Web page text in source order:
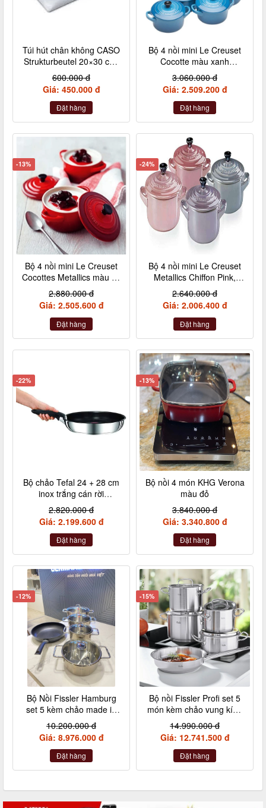
Túi hút chân không CASO
Strukturbeutel 20×30 cm,
50 Stück – Made in
Germany (không hộp)
600.000 đ
Giá: 450.000 đ
Đặt hàng
Bộ 4 nồi mini Le Creuset
Cocotte màu xanh
Marseile
3.060.000 đ
Giá: 2.509.200 đ
Đặt hàng
-13%
Bộ 4 nồi mini Le Creuset
Cocottes Metallics màu đỏ
cherry 10cm
2.880.000 đ
Giá: 2.505.600 đ
Đặt hàng
-24%
Bộ 4 nồi mini Le Creuset
Metallics Chiffon Pink,
Rosenquarz, Violett,
Nebelgrau (hồng đậm,
hồng nhạt, hồng tía, xám)
2.640.000 đ
Giá: 2.006.400 đ
Đặt hàng
-22%
Bộ chảo Tefal 24 + 28 cm
inox trắng cán rời
L9409202
2.820.000 đ
Giá: 2.199.600 đ
Đặt hàng
-13%
Bộ nồi 4 món KHG Verona
màu đỏ
3.840.000 đ
Giá: 3.340.800 đ
Đặt hàng
-12%
Bộ Nồi Fissler Hamburg
set 5 kèm chảo made in
Germany nội địa Đức
10.200.000 đ
Giá: 8.976.000 đ
Đặt hàng
-15%
Bộ nồi Fissler Profi set 5
món kèm chảo vung kính
made in Germany
14.990.000 đ
Giá: 12.741.500 đ
Đặt hàng